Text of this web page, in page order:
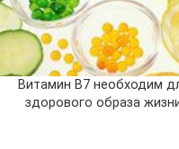
Витамин В7 необходим
здорового образа